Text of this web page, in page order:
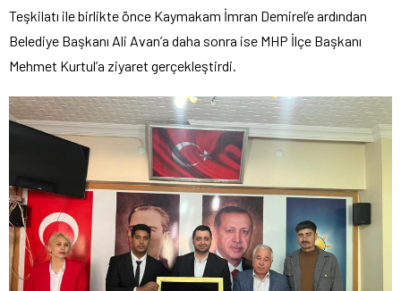
Teşkilatı ile birlikte önce Kaymakam İmran Demirel’e ardından
Belediye Başkanı Ali Avan’a daha sonra ise MHP İlçe Başkanı
Mehmet Kurtul’a ziyaret gerçekleştirdi.